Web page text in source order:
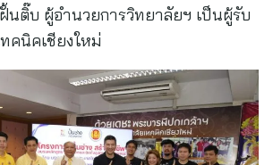
นติ๊บ ผู้อำนวยการวิทยาลัยฯ เป็นผู้รับ
คนิคเชียงใหม่